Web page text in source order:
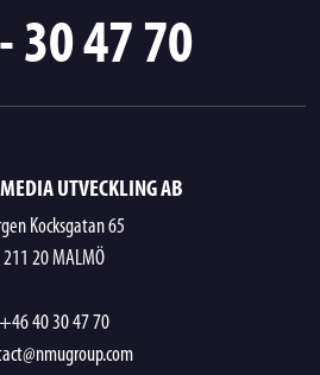
30 47 70
UTVECKLING AB
Kocksgatan 65
211 20 MALMÖ
+46 40 30 47 70